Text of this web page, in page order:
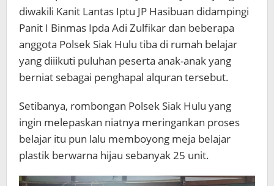
diwakili Kanit Lantas Iptu JP Hasibuan didampingi
Panit I Binmas Ipda Adi Zulfikar dan beberapa
anggota Polsek Siak Hulu tiba di rumah belajar
yang diiikuti puluhan peserta anak-anak yang
berniat sebagai penghapal alquran tersebut.
Setibanya, rombongan Polsek Siak Hulu yang
ingin melepaskan niatnya meringankan proses
belajar itu pun lalu memboyong meja belajar
plastik berwarna hijau sebanyak 25 unit.